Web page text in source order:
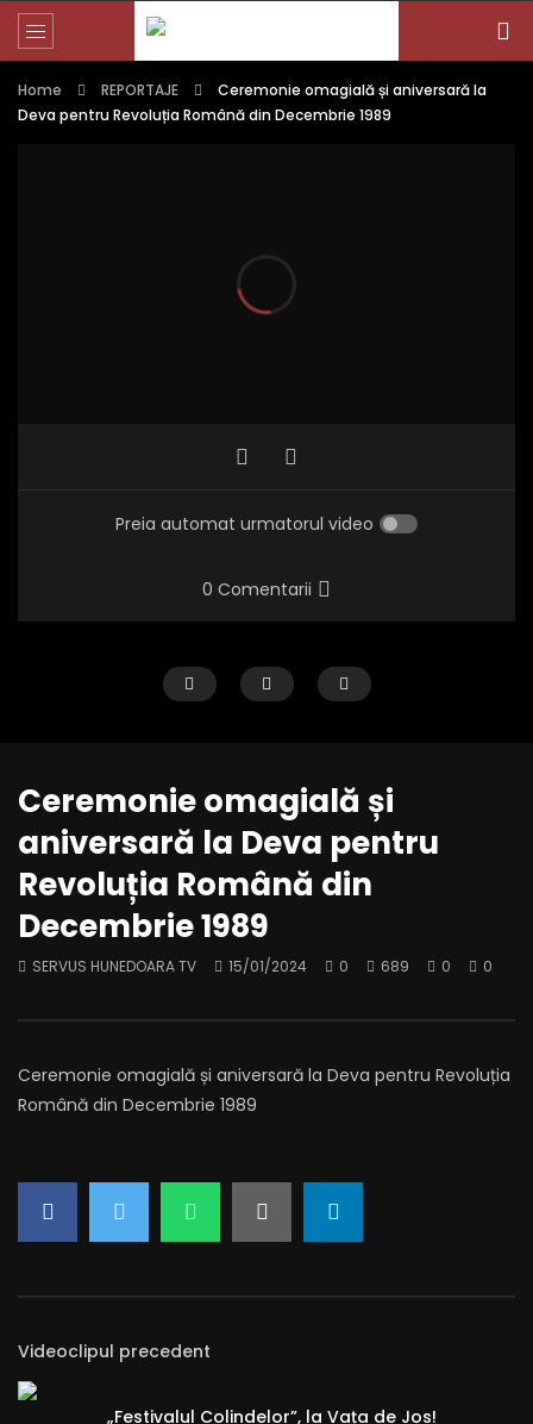
Home REPORTAJE
Ceremonie omagială și aniversară la
Deva pentru Revoluția Română din Decembrie 1989
Preia automat urmatorul video
0 Comentarii
Iuliu Hossu, simbol al curajului și al
demnității naționale
SERVUS HUNEDOARA TV
27/03/2025
SERVUS HUNEDOARA TV
Ceremonie omagială și
aniversară la Deva pentru
Revoluția Română din
Decembrie 1989
SERVUS HUNEDOARA TV 15/01/2024 0 689 0 0
Ceremonie omagială și aniversară la Deva pentru Revoluția
Română din Decembrie 1989
Videoclipul precedent
„Festivalul Colindelor”, la Vața de Jos!